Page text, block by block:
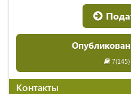
7(145)
Контакты